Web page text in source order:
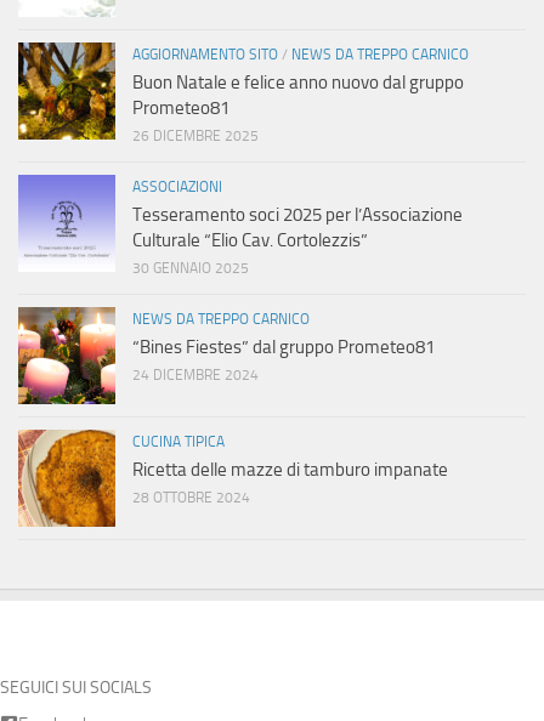
AGGIORNAMENTO SITO / NEWS DA TREPPO CARNICO
Buon Natale e felice anno nuovo dal gruppo
Prometeo81
26 DICEMBRE 2025
ASSOCIAZIONI
Tesseramento soci 2025 per l’Associazione
Culturale “Elio Cav. Cortolezzis”
30 GENNAIO 2025
NEWS DA TREPPO CARNICO
“Bines Fiestes” dal gruppo Prometeo81
24 DICEMBRE 2024
CUCINA TIPICA
Ricetta delle mazze di tamburo impanate
28 OTTOBRE 2024
SEGUICI SUI SOCIALS